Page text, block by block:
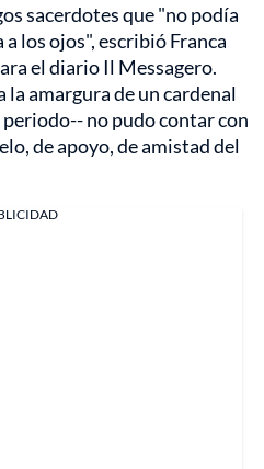
sacerdotes que "no podía
los ojos", escribió Franca
el diario Il Messagero.
la amargura de un cardenal
no pudo contar con
de apoyo, de amistad del